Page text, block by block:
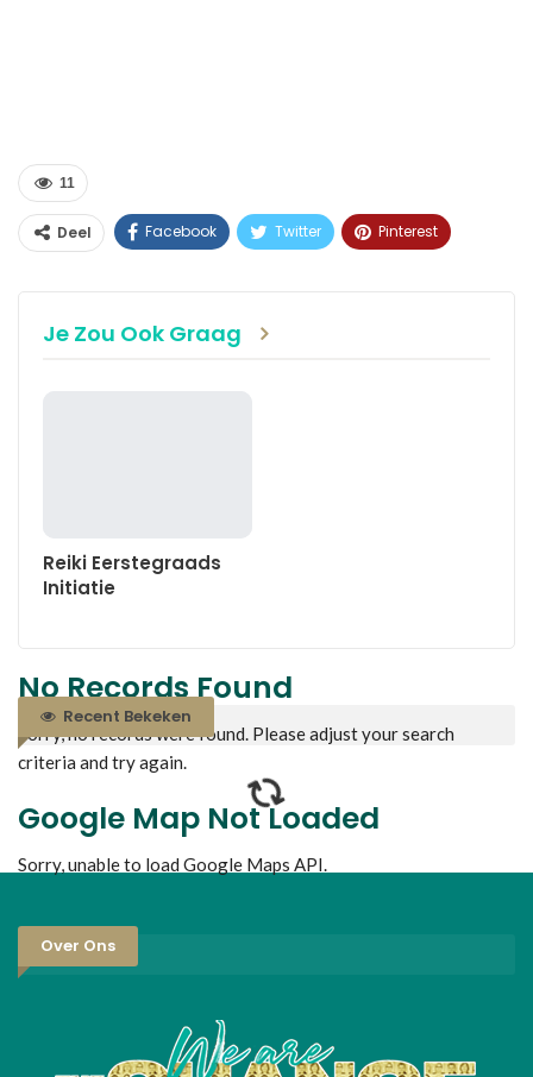
No Records Found
Sorry, no records were found. Please adjust your search
criteria and try again.
Google Map Not Loaded
Sorry, unable to load Google Maps API.
11
Deel Facebook Twitter Pinterest
Je Zou Ook Graag
Reiki Eerstegraads
Initiatie
Recent Bekeken
Over Ons